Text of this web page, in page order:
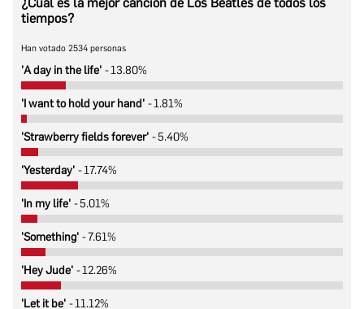
tiempos?
Han votado 2534 personas
'A day in the life' 13.80%
'I want to hold your hand' 1.81%
'Strawberry fields forever' 5.40%
'Yesterday' 17.74%
'In my life' 5.01%
'Something' 7.61%
'Hey Jude' 12.26%
'Let it be' 11.12%